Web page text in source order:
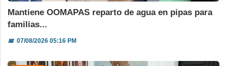
Mantiene OOMAPAS reparto de agua en pipas para
familias...
📅07/08/2026 05:16 PM